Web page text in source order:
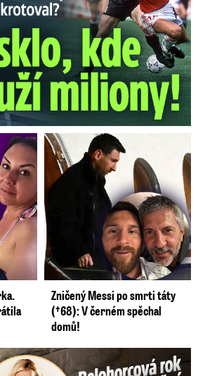
Zničený Messi po smrti táty
(†68): V černém spěchal
domů!
implantátů: Konečně sama sebou